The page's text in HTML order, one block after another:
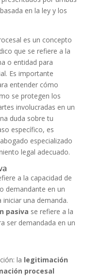
en la ley y los
es un concepto
que se refiere a la
o entidad para
Es importante
entender cómo
se protegen los
involucradas en un
duda sobre tu
específico, es
especializado
legal adecuado.
a la capacidad de
demandante en un
una demanda.
pasiva se refiere a la
ser demandada en un
la legitimación
procesal